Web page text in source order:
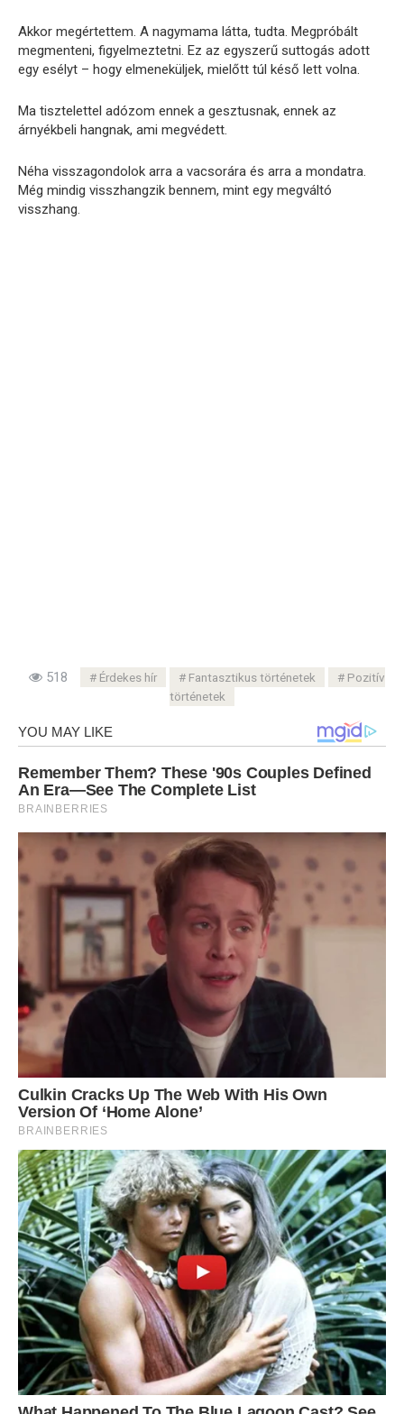
Akkor megértettem. A nagymama látta, tudta. Megpróbált
megmenteni, figyelmeztetni. Ez az egyszerű suttogás adott
egy esélyt – hogy elmeneküljek, mielőtt túl késő lett volna.
Ma tisztelettel adózom ennek a gesztusnak, ennek az
árnyékbeli hangnak, ami megvédett.
Néha visszagondolok arra a vacsorára és arra a mondatra.
Még mindig visszhangzik bennem, mint egy megváltó
visszhang.
518 Érdekes hír Fantasztikus történetek
Pozitív
történetek